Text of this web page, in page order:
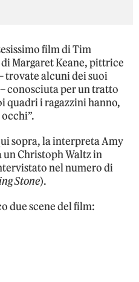
film di Tim
Margaret Keane, pittrice
trovate alcuni dei suoi
– conosciuta per un tratto
quadri i ragazzini hanno,
sopra, la interpreta Amy
un Christoph Waltz in
nel numero di
Stone).
due scene del film: